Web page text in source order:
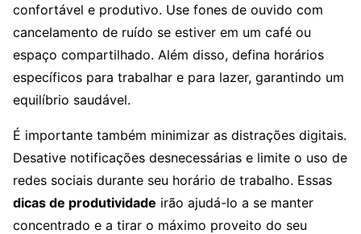
confortável e produtivo. Use fones de ouvido com
cancelamento de ruído se estiver em um café ou
espaço compartilhado. Além disso, defina horários
específicos para trabalhar e para lazer, garantindo um
equilíbrio saudável.
É importante também minimizar as distrações digitais.
Desative notificações desnecessárias e limite o uso de
redes sociais durante seu horário de trabalho. Essas
dicas de produtividade irão ajudá-lo a se manter
concentrado e a tirar o máximo proveito do seu